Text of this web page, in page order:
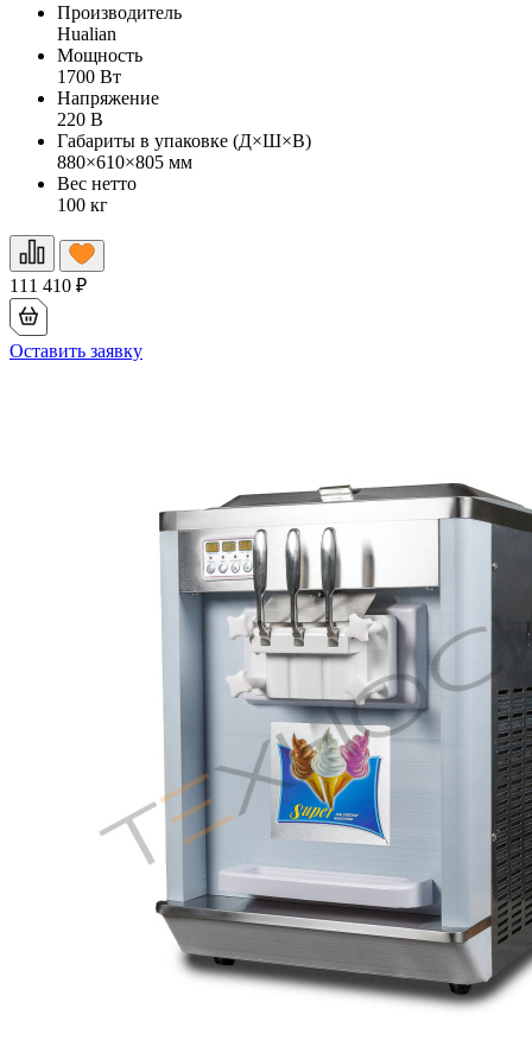
Производитель
Hualian
Мощность
1700 Вт
Напряжение
220 В
Габариты в упаковке (Д×Ш×В)
880×610×805 мм
Вес нетто
100 кг
111 410 ₽
Оставить заявку